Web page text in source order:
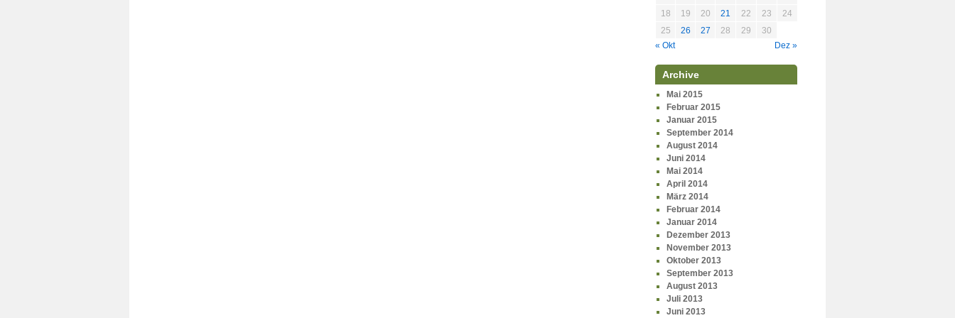
« Okt Dez »
18
19 20 21 22 23
24
25
26 27 28 29 30
Archive
Mai 2015
Februar 2015
Januar 2015
September 2014
August 2014
Juni 2014
Mai 2014
April 2014
März 2014
Februar 2014
Januar 2014
Dezember 2013
November 2013
Oktober 2013
September 2013
August 2013
Juli 2013
Juni 2013